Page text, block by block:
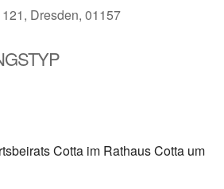
Dresden, 01157
Cotta im Rathaus Cotta um